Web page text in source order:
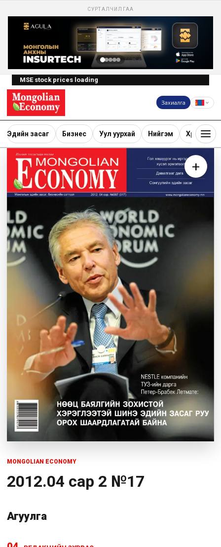
СУРТАЛЧИЛГАА
MSE stock prices loading
Захиалга
Эдийн засаг Бизнес Уул уурхай Нийгэм Хөрөнгө
+
MONGOLIAN ECONOMY
2012.04 сар 2 №17
Агуулга